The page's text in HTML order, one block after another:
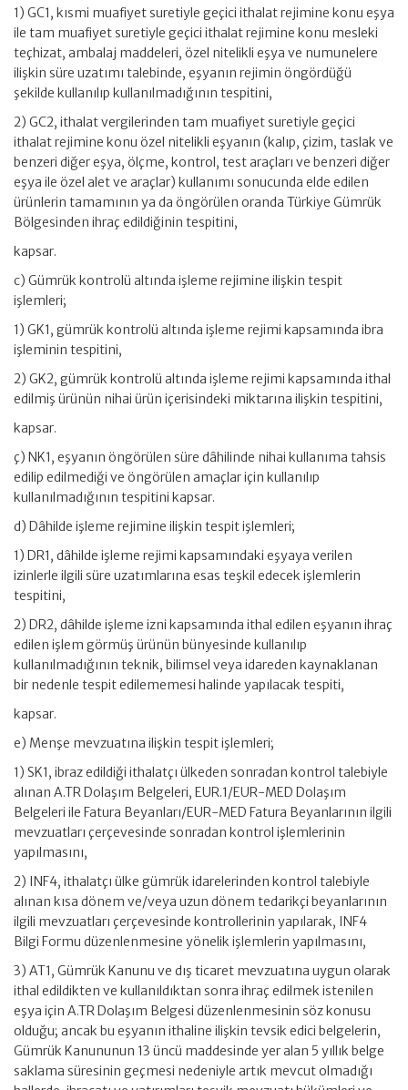
1) GC1, kısmi muafiyet suretiyle geçici ithalat rejimine konu eşya
ile tam muafiyet suretiyle geçici ithalat rejimine konu mesleki
teçhizat, ambalaj maddeleri, özel nitelikli eşya ve numunelere
ilişkin süre uzatımı talebinde, eşyanın rejimin öngördüğü
şekilde kullanılıp kullanılmadığının tespitini,
2) GC2, ithalat vergilerinden tam muafiyet suretiyle geçici
ithalat rejimine konu özel nitelikli eşyanın (kalıp, çizim, taslak ve
benzeri diğer eşya, ölçme, kontrol, test araçları ve benzeri diğer
eşya ile özel alet ve araçlar) kullanımı sonucunda elde edilen
ürünlerin tamamının ya da öngörülen oranda Türkiye Gümrük
Bölgesinden ihraç edildiğinin tespitini,
kapsar.
c) Gümrük kontrolü altında işleme rejimine ilişkin tespit
işlemleri;
1) GK1, gümrük kontrolü altında işleme rejimi kapsamında ibra
işleminin tespitini,
2) GK2, gümrük kontrolü altında işleme rejimi kapsamında ithal
edilmiş ürünün nihai ürün içerisindeki miktarına ilişkin tespitini,
kapsar.
ç) NK1, eşyanın öngörülen süre dâhilinde nihai kullanıma tahsis
edilip edilmediği ve öngörülen amaçlar için kullanılıp
kullanılmadığının tespitini kapsar.
d) Dâhilde işleme rejimine ilişkin tespit işlemleri;
1) DR1, dâhilde işleme rejimi kapsamındaki eşyaya verilen
izinlerle ilgili süre uzatımlarına esas teşkil edecek işlemlerin
tespitini,
2) DR2, dâhilde işleme izni kapsamında ithal edilen eşyanın ihraç
edilen işlem görmüş ürünün bünyesinde kullanılıp
kullanılmadığının teknik, bilimsel veya idareden kaynaklanan
bir nedenle tespit edilememesi halinde yapılacak tespiti,
kapsar.
e) Menşe mevzuatına ilişkin tespit işlemleri;
1) SK1, ibraz edildiği ithalatçı ülkeden sonradan kontrol talebiyle
alınan A.TR Dolaşım Belgeleri, EUR.1/EUR-MED Dolaşım
Belgeleri ile Fatura Beyanları/EUR-MED Fatura Beyanlarının ilgili
mevzuatları çerçevesinde sonradan kontrol işlemlerinin
yapılmasını,
2) INF4, ithalatçı ülke gümrük idarelerinden kontrol talebiyle
alınan kısa dönem ve/veya uzun dönem tedarikçi beyanlarının
ilgili mevzuatları çerçevesinde kontrollerinin yapılarak, INF4
Bilgi Formu düzenlenmesine yönelik işlemlerin yapılmasını,
3) AT1, Gümrük Kanunu ve dış ticaret mevzuatına uygun olarak
ithal edildikten ve kullanıldıktan sonra ihraç edilmek istenilen
eşya için A.TR Dolaşım Belgesi düzenlenmesinin söz konusu
olduğu; ancak bu eşyanın ithaline ilişkin tevsik edici belgelerin,
Gümrük Kanununun 13 üncü maddesinde yer alan 5 yıllık belge
saklama süresinin geçmesi nedeniyle artık mevcut olmadığı